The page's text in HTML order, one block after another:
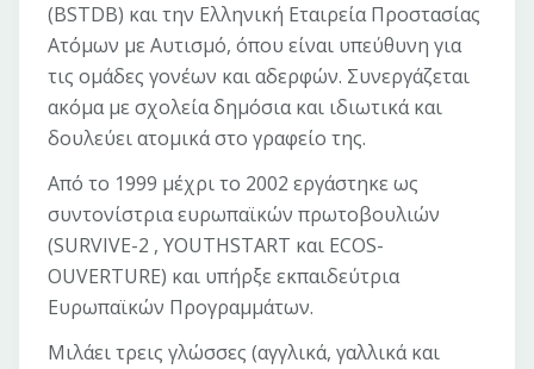
(BSTDB) και την Ελληνική Εταιρεία Προστασίας
Ατόμων με Αυτισμό, όπου είναι υπεύθυνη για
τις ομάδες γονέων και αδερφών. Συνεργάζεται
ακόμα με σχολεία δημόσια και ιδιωτικά και
δουλεύει ατομικά στο γραφείο της.
Από το 1999 μέχρι το 2002 εργάστηκε ως
συντονίστρια ευρωπαϊκών πρωτοβουλιών
(SURVIVE-2 , YOUTHSTART και ECOS-
OUVERTURE) και υπήρξε εκπαιδεύτρια
Ευρωπαϊκών Προγραμμάτων.
Μιλάει τρεις γλώσσες (αγγλικά, γαλλικά και